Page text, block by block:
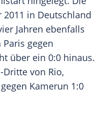
2011 in Deutschland
Jahren ebenfalls
Paris gegen
über ein 0:0 hinaus.
Dritte von Rio,
Kamerun 1:0